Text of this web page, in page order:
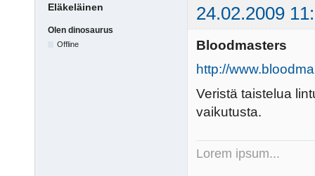
Eläkeläinen 24.02.2009
Olen dinosaurus
Offline
Bloodmasters
http://
Veristä taistelua
vaikutusta.
Lorem ipsum...